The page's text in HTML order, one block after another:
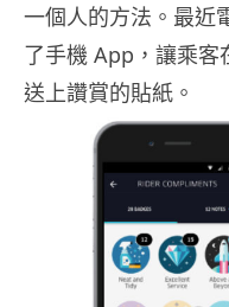
一個人的方法。最近
了手機 App，讓乘客
送上讚賞的貼紙。